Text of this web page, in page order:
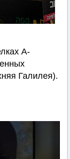
А-
Галилея).